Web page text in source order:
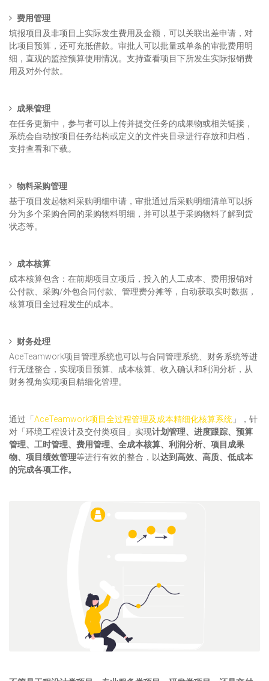
费用管理
填报项目及非项目上实际发生费用及金额，可以关联出差申请，对
比项目预算，还可充抵借款。审批人可以批量或单条的审批费用明
细，直观的监控预算使用情况。支持查看项目下所发生实际报销费
用及对外付款。
成果管理
在任务更新中，参与者可以上传并提交任务的成果物或相关链接，
系统会自动按项目任务结构或定义的文件夹目录进行存放和归档，
支持查看和下载。
物料采购管理
基于项目发起物料采购明细申请，审批通过后采购明细清单可以拆
分为多个采购合同的采购物料明细，并可以基于采购物料了解到货
状态等。
成本核算
成本核算包含：在前期项目立项后，投入的人工成本、费用报销对
公付款、采购/外包合同付款、管理费分摊等，自动获取实时数据，
核算项目全过程发生的成本。
财务处理
AceTeamwork项目管理系统也可以与合同管理系统、财务系统等进
行无缝整合，实现项目预算、成本核算、收入确认和利润分析，从
财务视角实现项目精细化管理。
通过「 AceTeamwork项目全过程管理及成本精细化核算系统 」，针
对「环境工程设计及交付类项目」实现计划管理、 进度跟踪、 预算
管理、工时管理、费用管理、全成本核算、利润分析、项目成果
物、项目绩效管理等进行有效的整合，以达到高效、高质、低成本
的完成各项工作。